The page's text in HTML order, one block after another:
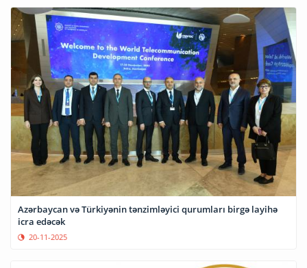
Azərbaycan və Türkiyənin tənzimləyici qurumları birgə layihə
icra edəcək
20-11-2025